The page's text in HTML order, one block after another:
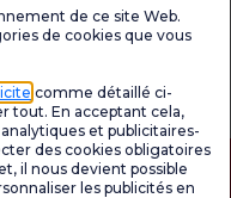
de
satisfaction sur
les promotions
de ce site Web.
de cookies que vous
comme détaillé ci-
tout. En acceptant cela,
et publicitaires-
des cookies obligatoires
il nous devient possible
les publicités en